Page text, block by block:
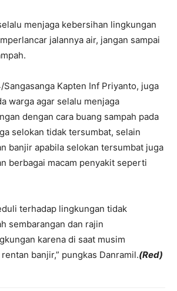
menjaga kebersihan lingkungan
jalannya air, jangan sampai
Kapten Inf Priyanto, juga
warga agar selalu menjaga
dengan cara buang sampah pada
selokan tidak tersumbat, selain
banjir apabila selokan tersumbat juga
berbagai macam penyakit seperti
terhadap lingkungan tidak
sembarangan dan rajin
karena di saat musim
banjir,” pungkas Danramil.(Red)